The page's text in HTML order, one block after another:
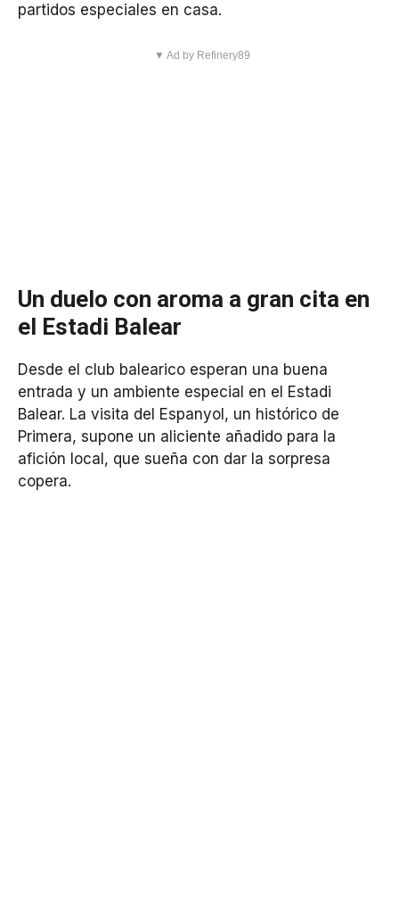
partidos especiales en casa.
▼ Ad by Refinery89
Un duelo con aroma a gran cita en
el Estadi Balear
Desde el club balearico esperan una buena
entrada y un ambiente especial en el Estadi
Balear. La visita del Espanyol, un histórico de
Primera, supone un aliciente añadido para la
afición local, que sueña con dar la sorpresa
copera.